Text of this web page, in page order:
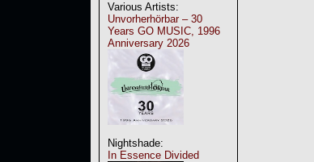
Various Artists:
Unvorherhörbar – 30
Years GO MUSIC, 1996
Anniversary 2026
Nightshade:
In Essence Divided